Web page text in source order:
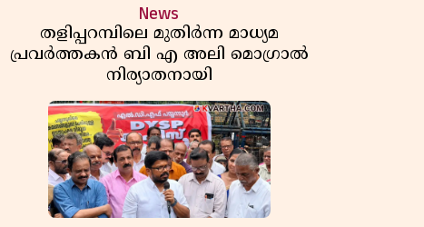
News
തളിപ്പറമ്പിലെ മുതിർന്ന മാധ്യമ
പ്രവർത്തകൻ ബി എ അലി മൊഗ്രാൽ
നിര്യാതനായി